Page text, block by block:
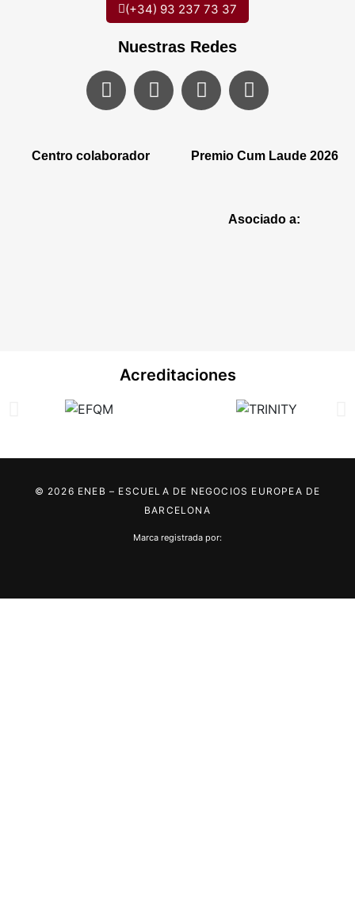
(+34) 93 237 73 37
Nuestras Redes
Centro colaborador Premio Cum Laude 2026
Asociado a:
Acreditaciones
© 2026 ENEB – ESCUELA DE NEGOCIOS EUROPEA DE
BARCELONA
Marca registrada por: